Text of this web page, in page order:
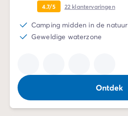
4.7/5 22 klantervaringen
Camping midden in de natuur
Geweldige waterzone
Ontdek